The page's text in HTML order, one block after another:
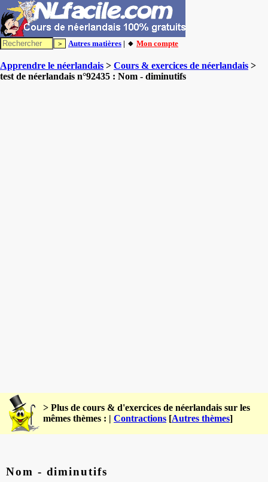
Autres matières | 🔸 Mon compte
Apprendre le néerlandais > Cours & exercices de néerlandais >
test de néerlandais n°92435 : Nom - diminutifs
> Plus de cours & d'exercices de néerlandais sur les
mêmes thèmes : | Contractions [Autres thèmes]
Nom - diminutifs